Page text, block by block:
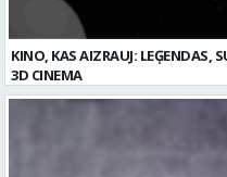
KINO, KAS AIZRAUJ: LEĢENDAS,
3D CINEMA